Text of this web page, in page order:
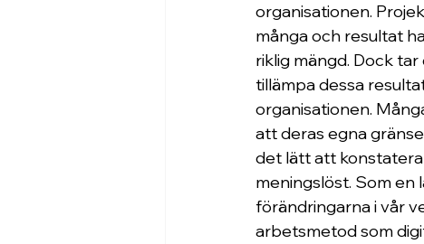
organisationen.
många och resultat
riklig mängd. Dock
tillämpa dessa
organisationen.
att deras egna
det lätt att
meningslöst. Som
förändringarna i vår
arbetsmetod som